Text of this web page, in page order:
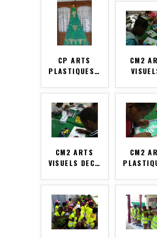
CP ARTS
PLASTIQUES…
CM2
CM2 ARTS
VISUELS DEC…
CM2